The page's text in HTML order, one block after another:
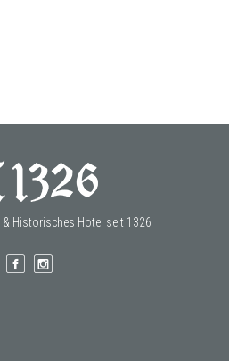
Historisches Hotel seit 1326